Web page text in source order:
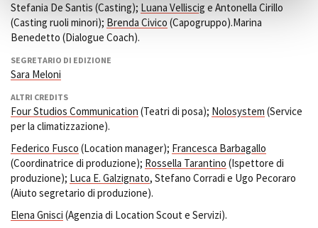
Stefania De Santis (Casting); Luana Velliscig e Antonella Cirillo
(Casting ruoli minori); Brenda Civico (Capogruppo).Marina
Benedetto (Dialogue Coach).
SEGRETARIO DI EDIZIONE
Sara Meloni
ALTRI CREDITS
Four Studios Communication (Teatri di posa); Nolosystem (Service
per la climatizzazione).
Federico Fusco (Location manager); Francesca Barbagallo
(Coordinatrice di produzione); Rossella Tarantino (Ispettore di
produzione); Luca E. Galzignato, Stefano Corradi e Ugo Pecoraro
(Aiuto segretario di produzione).
Elena Gnisci (Agenzia di Location Scout e Servizi).